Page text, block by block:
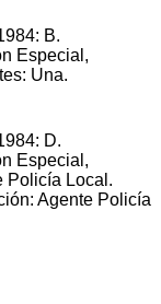
B.
Especial,
Una.
D.
Especial,
Policía Local.
Agente Policía